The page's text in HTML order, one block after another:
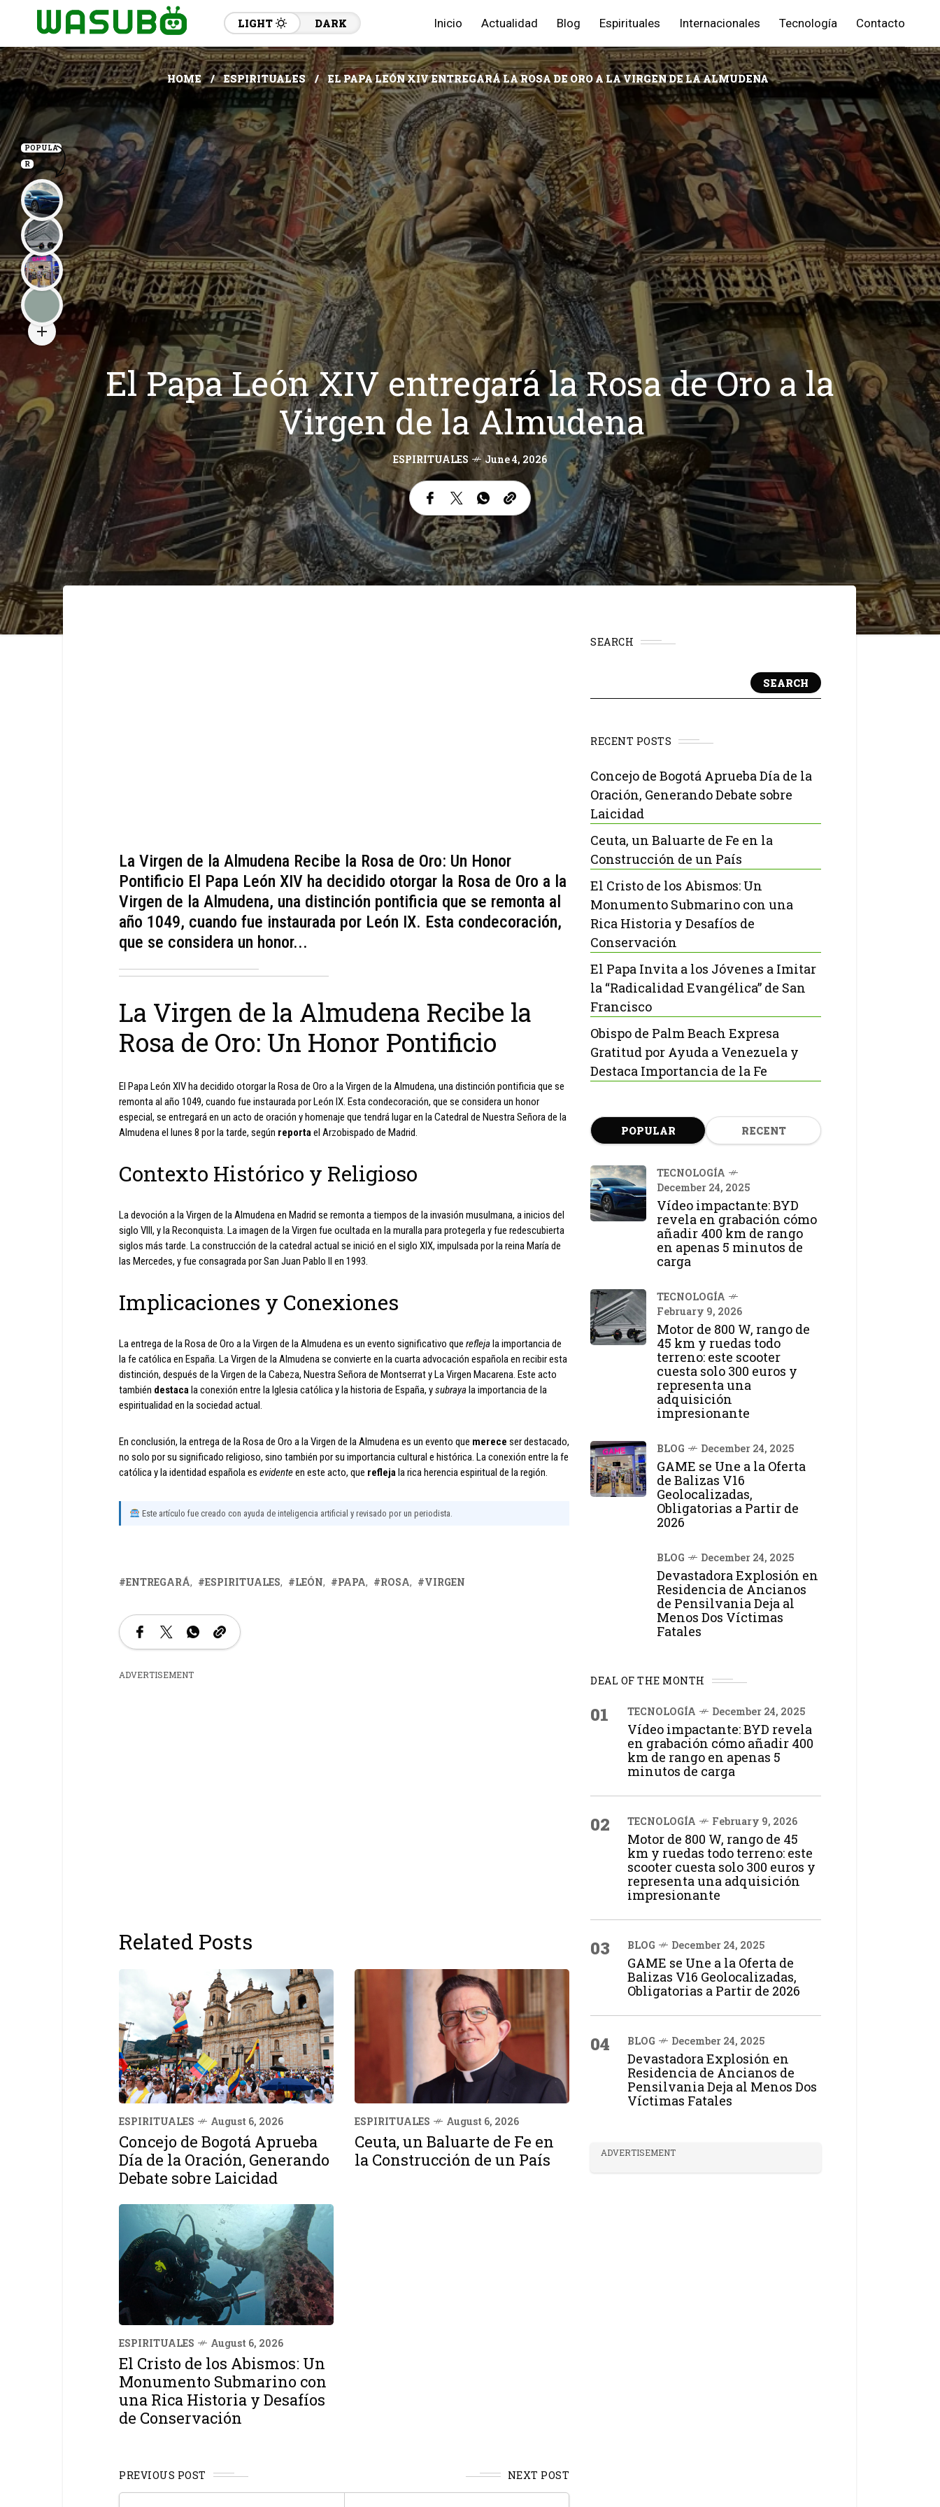
LIGHT DARK Inicio Actualidad Blog Espirituales Internacionales Tecnología Contacto
HOME ESPIRITUALES EL PAPA LEÓN XIV ENTREGARÁ LA ROSA DE ORO A LA VIRGEN DE LA ALMUDENA
El Papa León XIV entregará la Rosa de Oro a la
Virgen de la Almudena
ESPIRITUALES June 4, 2026
La Virgen de la Almudena Recibe la Rosa de Oro: Un Honor
Pontificio El Papa León XIV ha decidido otorgar la Rosa de Oro a la
Virgen de la Almudena, una distinción pontificia que se remonta al
año 1049, cuando fue instaurada por León IX. Esta condecoración,
que se considera un honor...
La Virgen de la Almudena Recibe la
Rosa de Oro: Un Honor Pontificio
El Papa León XIV ha decidido otorgar la Rosa de Oro a la Virgen de la Almudena, una distinción pontificia que se
remonta al año 1049, cuando fue instaurada por León IX. Esta condecoración, que se considera un honor
especial, se entregará en un acto de oración y homenaje que tendrá lugar en la Catedral de Nuestra Señora de la
Almudena el lunes 8 por la tarde, según reportael Arzobispado de Madrid.
Contexto Histórico y Religioso
La devoción a la Virgen de la Almudena en Madrid se remonta a tiempos de la invasión musulmana, a inicios del
siglo VIII, y la Reconquista. La imagen de la Virgen fue ocultada en la muralla para protegerla y fue redescubierta
siglos más tarde. La construcción de la catedral actual se inició en el siglo XIX, impulsada por la reina María de
las Mercedes, y fue consagrada por San Juan Pablo II en 1993.
Implicaciones y Conexiones
La entrega de la Rosa de Oro a la Virgen de la Almudena es un evento significativo que reflejala importancia de
la fe católica en España. La Virgen de la Almudena se convierte en la cuarta advocación española en recibir esta
distinción, después de la Virgen de la Cabeza, Nuestra Señora de Montserrat y La Virgen Macarena. Este acto
también destacala conexión entre la Iglesia católica y la historia de España, ysubrayala importancia de la
espiritualidad en la sociedad actual.
En conclusión, la entrega de la Rosa de Oro a la Virgen de la Almudena es un evento que merece ser destacado,
no solo por su significado religioso, sino también por su importancia cultural e histórica. La conexión entre la fe
católica y la identidad española es evidenteen este acto, que reflejala rica herencia espiritual de la región.
Este artículo fue creado con ayuda de inteligencia artificial y revisado por un periodista.
ENTREGARÁ ESPIRITUALES LEÓN PAPA ROSA VIRGEN
ADVERTISEMENT
Related Posts
ESPIRITUALES August 6, 2026
Concejo de Bogotá Aprueba
Día de la Oración, Generando
Debate sobre Laicidad
ESPIRITUALES August 6, 2026
Ceuta, un Baluarte de Fe en
la Construcción de un País
ESPIRITUALES August 6, 2026
El Cristo de los Abismos: Un
Monumento Submarino con
una Rica Historia y Desafíos
de Conservación
PREVIOUS POST NEXT POST
SEARCH
SEARCH
RECENT POSTS
Concejo de Bogotá Aprueba Día de la
Oración, Generando Debate sobre
Laicidad
Ceuta, un Baluarte de Fe en la
Construcción de un País
El Cristo de los Abismos: Un
Monumento Submarino con una
Rica Historia y Desafíos de
Conservación
El Papa Invita a los Jóvenes a Imitar
la “Radicalidad Evangélica” de San
Francisco
Obispo de Palm Beach Expresa
Gratitud por Ayuda a Venezuela y
Destaca Importancia de la Fe
POPULAR RECENT
TECNOLOGÍA
December 24, 2025
Vídeo impactante: BYD
revela en grabación cómo
añadir 400 km de rango
en apenas 5 minutos de
carga
TECNOLOGÍA
February 9, 2026
Motor de 800 W, rango de
45 km y ruedas todo
terreno: este scooter
cuesta solo 300 euros y
representa una
adquisición
impresionante
BLOG December 24, 2025
GAME se Une a la Oferta
de Balizas V16
Geolocalizadas,
Obligatorias a Partir de
2026
BLOG December 24, 2025
Devastadora Explosión en
Residencia de Ancianos
de Pensilvania Deja al
Menos Dos Víctimas
Fatales
DEAL OF THE MONTH
01 TECNOLOGÍA December 24, 2025
Vídeo impactante: BYD revela
en grabación cómo añadir 400
km de rango en apenas 5
minutos de carga
02 TECNOLOGÍA February 9, 2026
Motor de 800 W, rango de 45
km y ruedas todo terreno: este
scooter cuesta solo 300 euros y
representa una adquisición
impresionante
03 BLOG December 24, 2025
GAME se Une a la Oferta de
Balizas V16 Geolocalizadas,
Obligatorias a Partir de 2026
04 BLOG December 24, 2025
Devastadora Explosión en
Residencia de Ancianos de
Pensilvania Deja al Menos Dos
Víctimas Fatales
ADVERTISEMENT
POPULA
R